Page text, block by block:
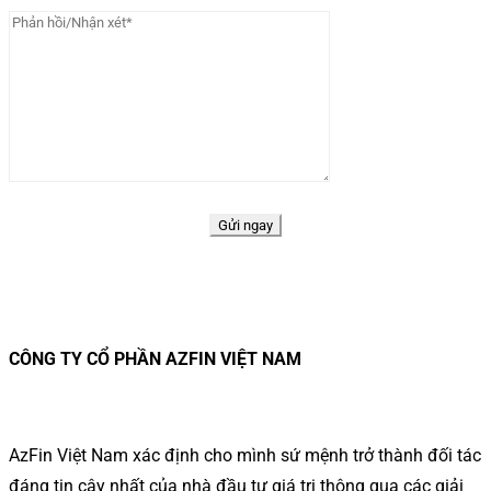
CÔNG TY CỔ PHẦN AZFIN VIỆT NAM
AzFin Việt Nam xác định cho mình sứ mệnh trở thành đối tác
đáng tin cậy nhất của nhà đầu tư giá trị thông qua các giải